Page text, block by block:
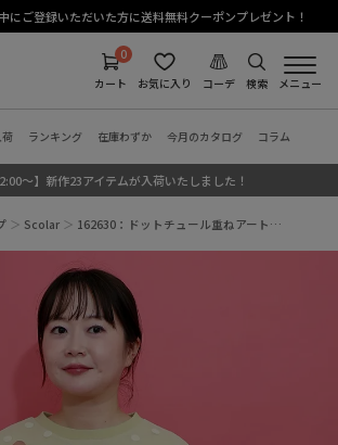
にご登録いただいた方に送料無料クーポンプレゼント！
検索
コーデ
お気に入り
0
カート
メニュー
ランキング 在庫わずか 今月のカタログ コラム
～】新作23アイテムが入荷いたしました！
Scolar 162630：ドットチュール重ねアート…